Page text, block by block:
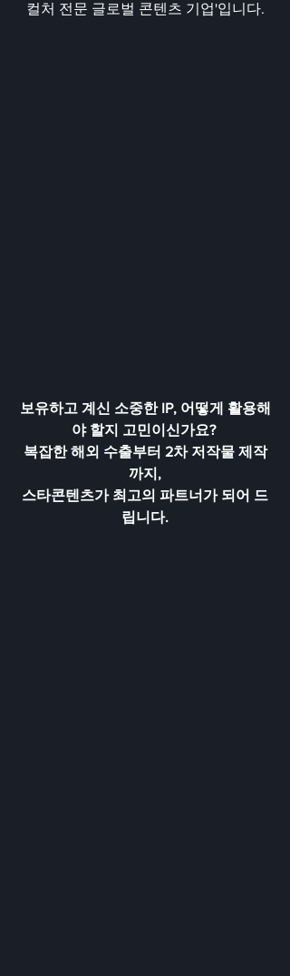
컬처 전문 글로벌 콘텐츠 기업'입니다.
보유하고 계신 소중한 IP, 어떻게 활용해
야 할지 고민이신가요?
복잡한 해외 수출부터 2차 저작물 제작
까지,
스타콘텐츠가 최고의 파트너가 되어 드
립니다.